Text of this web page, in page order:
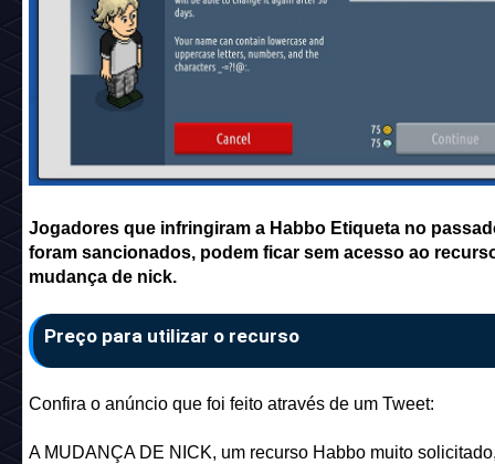
Jogadores que infringiram a Habbo Etiqueta no
foram sancionados, podem ficar sem acesso ao
mudança de nick.
Preço para utilizar o recurso
Confira o anúncio que foi feito através de um Tweet:
A MUDANÇA DE NICK, um recurso Habbo muito